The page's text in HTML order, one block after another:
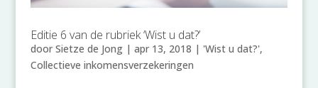
Editie 6 van de rubriek ‘Wist u dat?’
door Sietze de Jong| apr 13, 2018 | 'Wist u dat?',
Collectieve inkomensverzekeringen